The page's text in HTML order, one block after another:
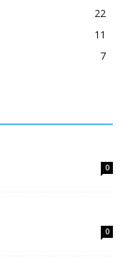
22
11
7
0
0